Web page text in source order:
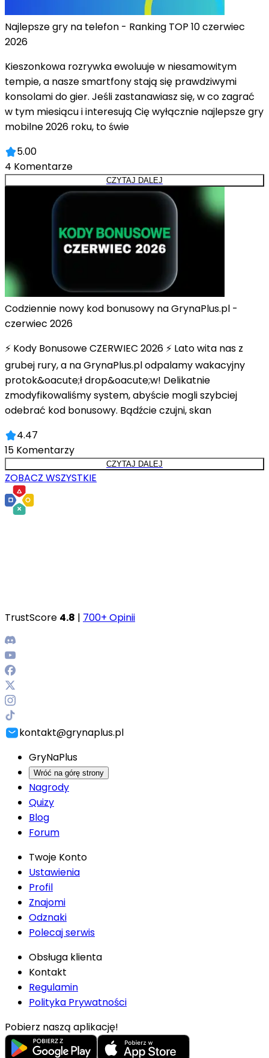
Najlepsze gry na telefon - Ranking TOP 10 czerwiec
2026
Kieszonkowa rozrywka ewoluuje w niesamowitym
tempie, a nasze smartfony stają się prawdziwymi
konsolami do gier. Jeśli zastanawiasz się, w co zagrać
w tym miesiącu i interesują Cię wyłącznie najlepsze gry
mobilne 2026 roku, to świe
5.00
4 Komentarze
CZYTAJ DALEJ
Codziennie nowy kod bonusowy na GrynaPlus.pl -
czerwiec 2026
⚡ Kody Bonusowe CZERWIEC 2026 ⚡ Lato wita nas z
grubej rury, a na GrynaPlus.pl odpalamy wakacyjny
protok&oacute;ł drop&oacute;w! Delikatnie
zmodyfikowaliśmy system, abyście mogli szybciej
odebrać kod bonusowy. Bądźcie czujni, skan
4.47
15 Komentarzy
CZYTAJ DALEJ
ZOBACZ WSZYSTKIE
TrustScore 4.8 | 700+ Opinii
kontakt@grynaplus.pl
GryNaPlus
Wróć na górę strony
Nagrody
Quizy
Blog
Forum
Twoje Konto
Ustawienia
Profil
Znajomi
Odznaki
Polecaj serwis
Obsługa klienta
Kontakt
Regulamin
Polityka Prywatności
Pobierz naszą aplikację!